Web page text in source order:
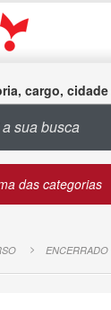
cargo,
das categorias
ENCERRADO